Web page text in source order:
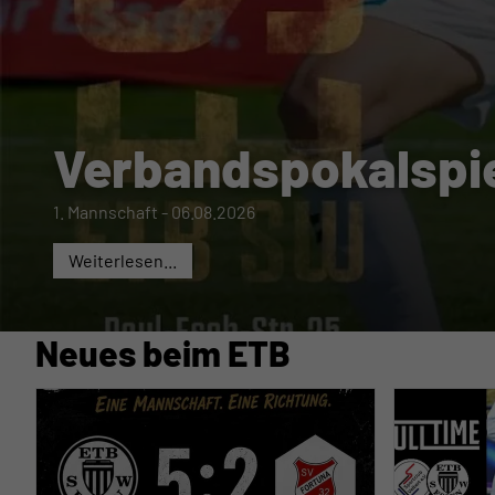
1. Mannschaft - 06.08.2026
Weiterlesen...
Neues beim ETB